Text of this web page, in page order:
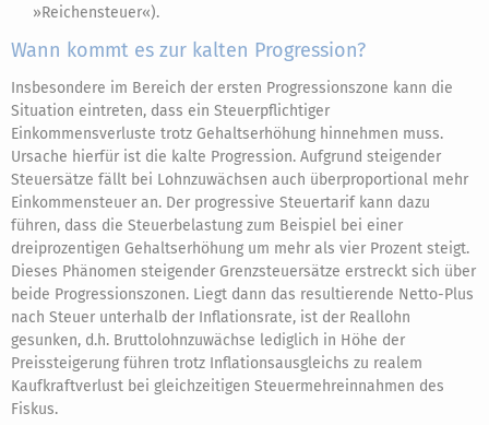
»Reichensteuer«).
Wann kommt es zur kalten Progression?
Insbesondere im Bereich der ersten Progressionszone kann die
Situation eintreten, dass ein Steuerpflichtiger
Einkommensverluste trotz Gehaltserhöhung hinnehmen muss.
Ursache hierfür ist die kalte Progression. Aufgrund steigender
Steuersätze fällt bei Lohnzuwächsen auch überproportional mehr
Einkommensteuer an. Der progressive Steuertarif kann dazu
führen, dass die Steuerbelastung zum Beispiel bei einer
dreiprozentigen Gehaltserhöhung um mehr als vier Prozent steigt.
Dieses Phänomen steigender Grenzsteuersätze erstreckt sich über
beide Progressionszonen. Liegt dann das resultierende Netto-Plus
nach Steuer unterhalb der Inflationsrate, ist der Reallohn
gesunken, d.h. Bruttolohnzuwächse lediglich in Höhe der
Preissteigerung führen trotz Inflationsausgleichs zu realem
Kaufkraftverlust bei gleichzeitigen Steuermehreinnahmen des
Fiskus.